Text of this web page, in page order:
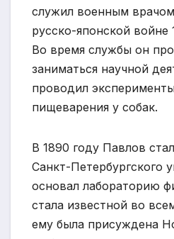
служил военным
русско-японской войне
Во время службы он
заниматься научной
проводил
пищеварения у собак.
В 1890 году Павлов
Санкт-Петербургского
основал лабораторию
стала известной во
ему была присуждена